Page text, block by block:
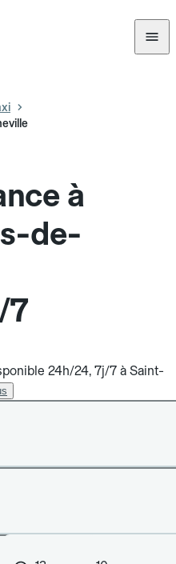
à
de-
7
24h/24, 7j/7 à Saint-